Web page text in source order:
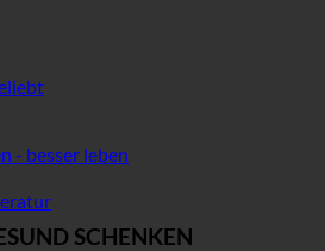
- besser leben
SCHENKEN